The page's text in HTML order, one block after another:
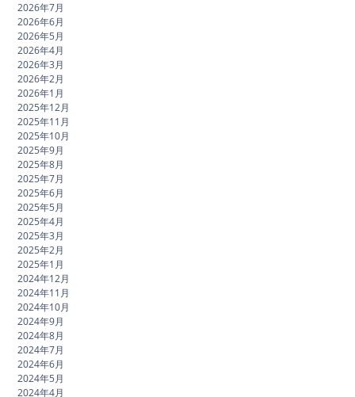
2026年7月
2026年6月
2026年5月
2026年4月
2026年3月
2026年2月
2026年1月
2025年12月
2025年11月
2025年10月
2025年9月
2025年8月
2025年7月
2025年6月
2025年5月
2025年4月
2025年3月
2025年2月
2025年1月
2024年12月
2024年11月
2024年10月
2024年9月
2024年8月
2024年7月
2024年6月
2024年5月
2024年4月